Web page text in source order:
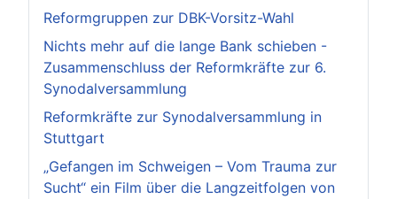
Reformgruppen zur DBK-Vorsitz-Wahl
Nichts mehr auf die lange Bank schieben -
Zusammenschluss der Reformkräfte zur 6.
Synodalversammlung
Reformkräfte zur Synodalversammlung in
Stuttgart
„Gefangen im Schweigen – Vom Trauma zur
Sucht“ ein Film über die Langzeitfolgen von